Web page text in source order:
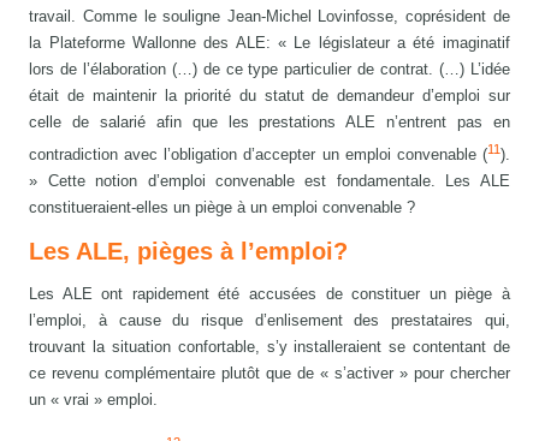
travail. Comme le souligne Jean-Michel Lovinfosse, coprésident de
la Plateforme Wallonne des ALE: « Le législateur a été imaginatif
lors de l’élaboration (…) de ce type particulier de contrat. (…) L’idée
était de maintenir la priorité du statut de demandeur d’emploi sur
celle de salarié afin que les prestations ALE n’entrent pas en
contradiction avec l’obligation d’accepter un emploi convenable (11).
» Cette notion d’emploi convenable est fondamentale. Les ALE
constitueraient-elles un piège à un emploi convenable ?
Les ALE, pièges à l’emploi?
Les ALE ont rapidement été accusées de constituer un piège à
l’emploi, à cause du risque d’enlisement des prestataires qui,
trouvant la situation confortable, s’y installeraient se contentant de
ce revenu complémentaire plutôt que de « s’activer » pour chercher
un « vrai » emploi.